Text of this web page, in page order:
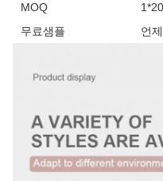
MOQ
무료샘플
언